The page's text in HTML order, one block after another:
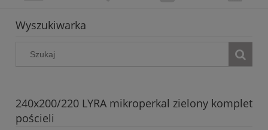
Wyszukiwarka
240x200/220 LYRA mikroperkal zielony komplet
pościeli